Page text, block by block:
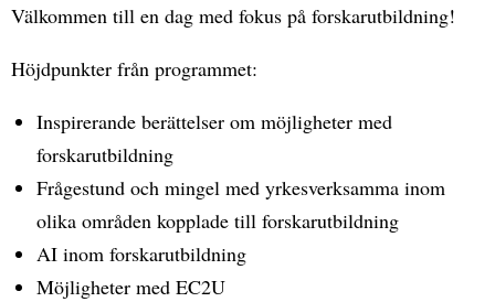
Välkommen till en dag med fokus på forskarutbildning!
Höjdpunkter från programmet:
Inspirerande berättelser om möjligheter med
forskarutbildning
Frågestund och mingel med yrkesverksamma inom
olika områden kopplade till forskarutbildning
AI inom forskarutbildning
Möjligheter med EC2U